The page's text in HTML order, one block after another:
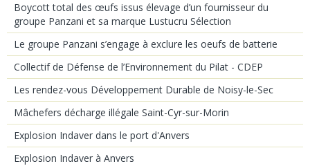
Boycott total des œufs issus élevage d’un fournisseur du
groupe Panzani et sa marque Lustucru Sélection
Le groupe Panzani s’engage à exclure les oeufs de batterie
Collectif de Défense de l’Environnement du Pilat - CDEP
Les rendez-vous Développement Durable de Noisy-le-Sec
Mâchefers décharge illégale Saint-Cyr-sur-Morin
Explosion Indaver dans le port d'Anvers
Explosion Indaver à Anvers